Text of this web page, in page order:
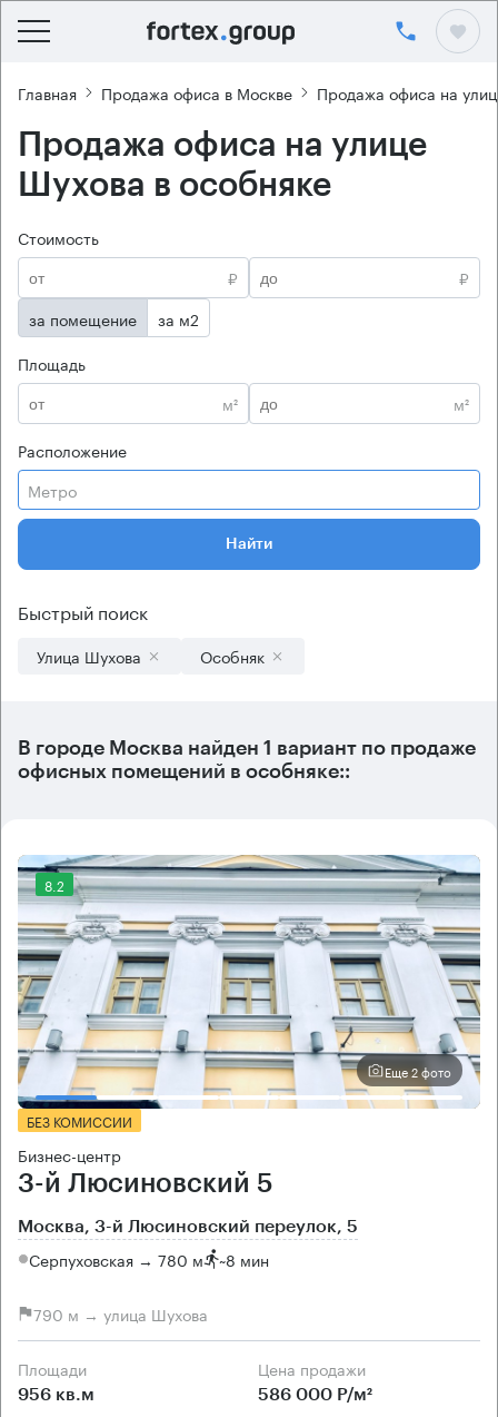
Главная Продажа офиса в Москве Продажа офиса на
Продажа офиса на улице
Шухова в особняке
Стоимость
₽
₽
за помещение
за м2
Площадь
м²
м²
Расположение
Метро
Найти
Быстрый поиск
Улица Шухова Особняк
В городе Москва найден 1 вариант по продаже
офисных помещений в особняке::
8.2
Еще 2 фото
БЕЗ КОМИССИИ
Бизнес-центр
3-й Люсиновский 5
Москва, 3-й Люсиновский переулок, 5
Серпуховская → 780 м ~8 мин
790 м → улица Шухова
Площади
956 кв.м
Цена продажи
586 000 Р/м²